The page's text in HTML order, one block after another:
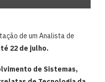
de um Analista de
22 de julho.
de Sistemas,